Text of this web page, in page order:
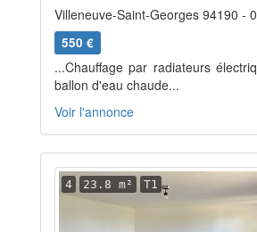
Villeneuve-Saint-Georges 94190 - 0
550 €
...Chauffage par radiateurs
ballon d'eau chaude...
Voir l'annonce
4 23.8 m² T1